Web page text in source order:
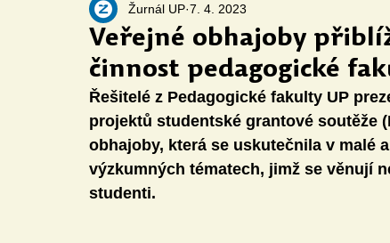
Tipy do pedagogické praxe Studenti blogují
Naše praxe České školství
Oborové didaktiky Digitální vzdělávací zdroje
Veřejné obhajoby
činnost pedagogické
Žurnál UP 7. 4. 2023
Řešitelé z Pedagogické fakulty UP
projektů studentské grantové soutěže
obhajoby, která se uskutečnila v malé
výzkumných tématech, jimž se věnují
studenti.